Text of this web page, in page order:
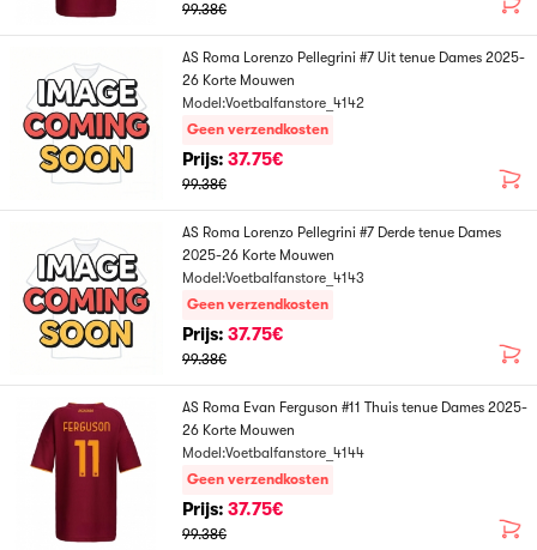
99.38€
AS Roma Lorenzo Pellegrini #7 Uit tenue Dames 2025-
26 Korte Mouwen
Model:Voetbalfanstore_4142
Geen verzendkosten
Prijs: 37.75€
99.38€
AS Roma Lorenzo Pellegrini #7 Derde tenue Dames
2025-26 Korte Mouwen
Model:Voetbalfanstore_4143
Geen verzendkosten
Prijs: 37.75€
99.38€
AS Roma Evan Ferguson #11 Thuis tenue Dames 2025-
26 Korte Mouwen
Model:Voetbalfanstore_4144
Geen verzendkosten
Prijs: 37.75€
99.38€